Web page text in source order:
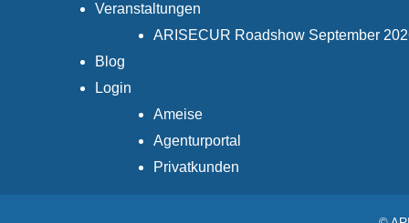
Veranstaltungen
ARISECUR Roadshow September
Blog
Login
Ameise
Agenturportal
Privatkunden